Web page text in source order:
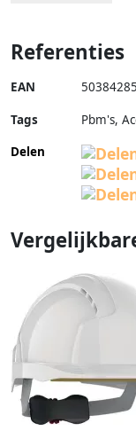
Referenties
EAN
Tags
Pbm's,
Delen